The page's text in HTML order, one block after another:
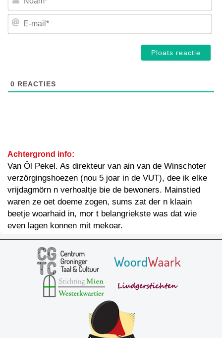
E-
0 REACTIES
Achtergrond info:
Van Ôl Pekel. As direkteur van ain van de Winschoter
verzörgingshoezen (nou 5 joar in de VUT), dee ik elke
vrijdagmörn n verhoaltje bie de bewoners. Mainstied
waren ze oet doeme zogen, sums zat der n klaain
beetje woarhaid in, mor t belangriekste was dat wie
even lagen konnen mit mekoar.